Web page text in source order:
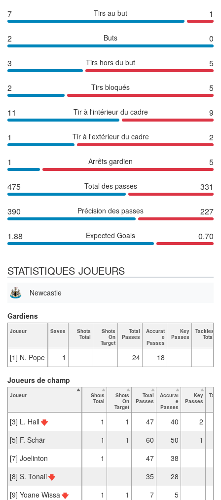
7 Tirs au but 1
2 Buts 0
3 Tirs hors du but 5
2 Tirs bloqués 5
11 Tir à l'intérieur du cadre 9
1 Tir à l'extérieur du cadre 2
1 Arrêts gardien 5
475 Total des passes 331
390 Précision des passes 227
1.88 Expected Goals 0.70
STATISTIQUES JOUEURS
Newcastle
Joueur Saves
Shots
Total
Shots
On
Target
Total
Passes
Accurat
e
Passes
Key
Passes
Tackles
Total
[1] N. Pope 1 24 18
Gardiens
Joueur
Shots
Total
Shots
On
Target
Total
Passes
Accurat
e
Passes
Key
Passes
[3] L. Hall 1 1 47 40
2
[5] F. Schär
1 1 60 50
1
[7] Joelinton
1 47
38
[8] S. Tonali
35
28
[9] Yoane Wissa
1 1 7
5
Joueurs de champ